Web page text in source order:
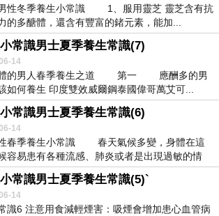
冬季養生小常識 1、服用靈芝 靈芝含有抗
的多醣體，還含有豐富的鍺元素，能加...
常識男士夏季養生常識(7)
14
的男人春季養生之道 第一 應酬多的男
如何養生 印度雙效威爾鋼泰國偉哥萬艾可...
常識男士夏季養生常識(6)
14
春季養生小常識 春天氣候多變，身體在這
容易患有各種流感、肺炎或者是出現過敏的情
常識男士夏季養生常識(5)`
14
識6 注意用食減輕煙害：吸煙會增加患心血管病